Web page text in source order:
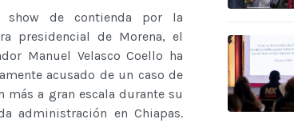
show de contienda por la
presidencial de Morena, el
Manuel Velasco Coello ha
acusado de un caso de
más a gran escala durante su
administración en Chiapas.